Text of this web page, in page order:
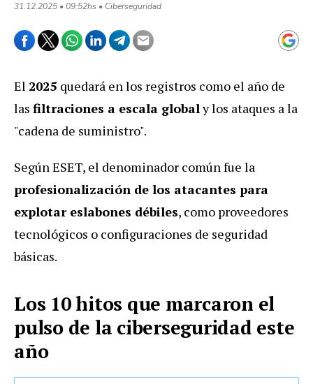
31.12.2025 • 09:52hs • Ciberseguridad
El 2025 quedará en los registros como el año de
las filtraciones a escala globaly los ataques a la
"cadena de suministro".
Según ESET, el denominador común fue la
profesionalización de los atacantes para
explotar eslabones débiles, como proveedores
tecnológicos o configuraciones de seguridad
básicas.
Los 10 hitos que marcaron el
pulso de la ciberseguridad este
año